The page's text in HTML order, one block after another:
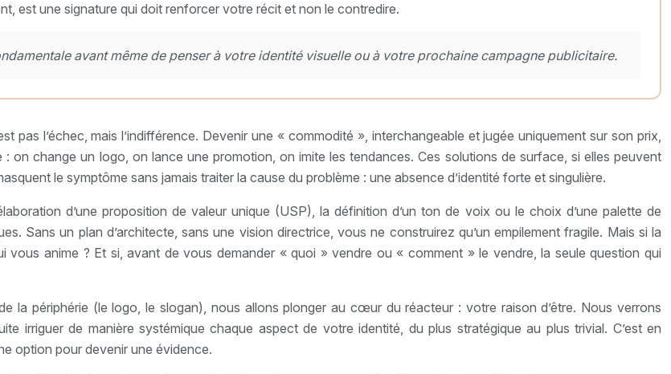
est une signature qui doit renforcer votre récit et non le contredire.
avant même de penser à votre identité visuelle ou à votre prochaine campagne publicitaire.
pas l’échec, mais l’indifférence. Devenir une « commodité », interchangeable et jugée uniquement sur son prix,
on change un logo, on lance une promotion, on imite les tendances. Ces solutions de surface, si elles peuvent
le symptôme sans jamais traiter la cause du problème : une absence d’identité forte et singulière.
d’une proposition de valeur unique (USP), la définition d’un ton de voix ou le choix d’une palette de
Sans un plan d’architecte, sans une vision directrice, vous ne construirez qu’un empilement fragile. Mais si la
vous anime ? Et si, avant de vous demander « quoi » vendre ou « comment » le vendre, la seule question qui
la périphérie (le logo, le slogan), nous allons plonger au cœur du réacteur : votre raison d’être. Nous verrons
irriguer de manière systémique chaque aspect de votre identité, du plus stratégique au plus trivial. C’est en
option pour devenir une évidence.